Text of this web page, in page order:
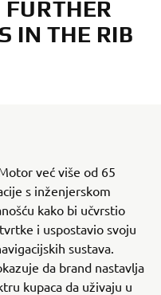
IN THE RIB
već više od 65
s inženjerskom
kako bi učvrstio
i uspostavio svoju
sustava.
da brand nastavlja
kupaca da uživaju u